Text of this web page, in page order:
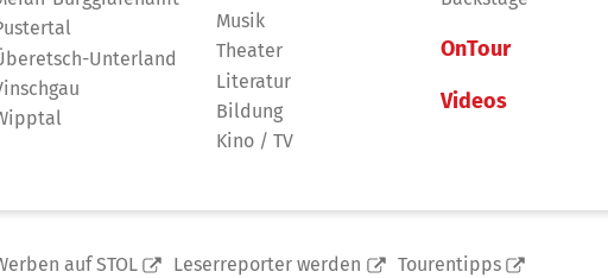
Unterland
Musik
Theater
Literatur
Bildung
Kino / TV
OnTour
Videos
auf STOL Leserreporter werden Tourentipps